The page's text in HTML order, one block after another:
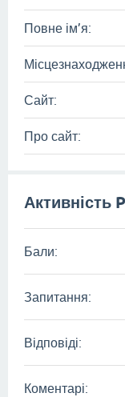
Повне ім’я:
Сайт:
Про сайт:
Активність
Бали:
Запитання:
Відповіді:
Коментарі: